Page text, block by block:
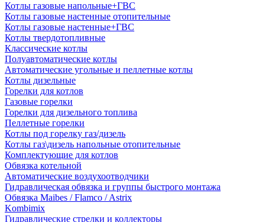
Котлы газовые напольные+ГВС
Котлы газовые настенные отопительные
Котлы газовые настенные+ГВС
Котлы твердотопливные
Классические котлы
Полуавтоматические котлы
Автоматические угольные и пеллетные котлы
Котлы дизельные
Горелки для котлов
Газовые горелки
Горелки для дизельного топлива
Пеллетные горелки
Котлы под горелку газ/дизель
Котлы газ\дизель напольные отопительные
Комплектующие для котлов
Обвязка котельной
Автоматические воздухоотводчики
Гидравлическая обвязка и группы быстрого монтажа
Обвязка Maibes / Flamco / Astrix
Kombimix
Гидравлические стрелки и коллекторы